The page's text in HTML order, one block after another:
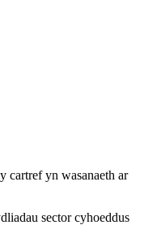
cartref yn wasanaeth ar
sector cyhoeddus